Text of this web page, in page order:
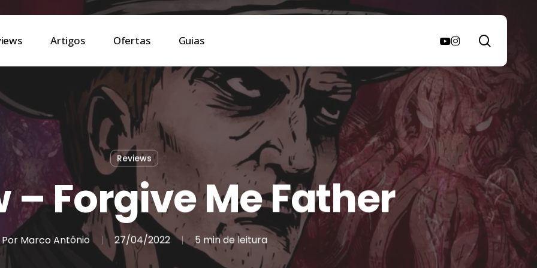
Artigos Ofertas Guias youtube
instagram
Reviews
– Forgive Me Father
Por Marco Antônio 27/04/2022 5 min de leitura